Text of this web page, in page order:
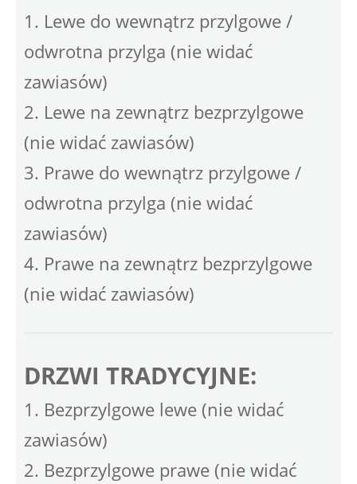
1. Lewe do wewnątrz przylgowe /
odwrotna przylga (nie widać
zawiasów)
2. Lewe na zewnątrz bezprzylgowe
(nie widać zawiasów)
3. Prawe do wewnątrz przylgowe /
odwrotna przylga (nie widać
zawiasów)
4. Prawe na zewnątrz bezprzylgowe
(nie widać zawiasów)
DRZWI TRADYCYJNE:
1. Bezprzylgowe lewe (nie widać
zawiasów)
2. Bezprzylgowe prawe (nie widać